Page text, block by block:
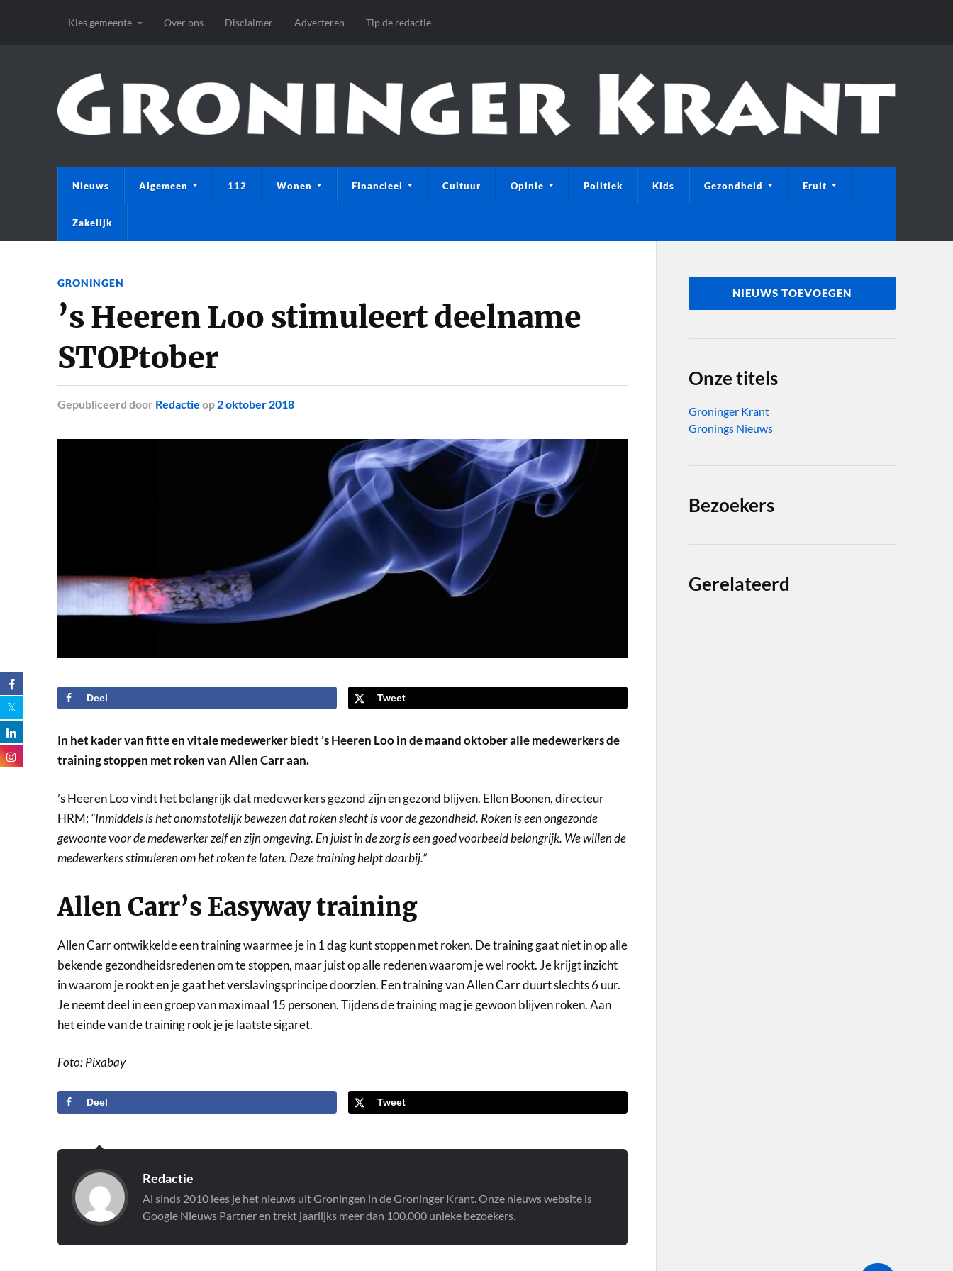
Kies gemeente Over ons Disclaimer Adverteren Tip de redactie
Nieuws Algemeen 112 Wonen Financieel Cultuur Opinie Politiek Kids Gezondheid Eruit
Zakelijk
GRONINGEN
’s Heeren Loo stimuleert deelname
STOPtober
Gepubliceerd door Redactie op 2 oktober 2018
Deel Tweet
In het kader van fitte en vitale medewerker biedt ’s Heeren Loo in de maand oktober alle medewerkers de
training stoppen met roken van Allen Carr aan.
’s Heeren Loo vindt het belangrijk dat medewerkers gezond zijn en gezond blijven. Ellen Boonen, directeur
HRM:“Inmiddels is het onomstotelijk bewezen dat roken slecht is voor de gezondheid. Roken is een ongezonde
gewoonte voor de medewerker zelf en zijn omgeving. En juist in de zorg is een goed voorbeeld belangrijk. We willen de
medewerkers stimuleren om het roken te laten. Deze training helpt daarbij.”
Allen Carr’s Easyway training
Allen Carr ontwikkelde een training waarmee je in 1 dag kunt stoppen met roken. De training gaat niet in op alle
bekende gezondheidsredenen om te stoppen, maar juist op alle redenen waarom je wel rookt. Je krijgt inzicht
in waarom je rookt en je gaat het verslavingsprincipe doorzien. Een training van Allen Carr duurt slechts 6 uur.
Je neemt deel in een groep van maximaal 15 personen. Tijdens de training mag je gewoon blijven roken. Aan
het einde van de training rook je je laatste sigaret.
Foto: Pixabay
Deel Tweet
Redactie
Al sinds 2010 lees je het nieuws uit Groningen in de Groninger Krant. Onze nieuws website is
Google Nieuws Partner en trekt jaarlijks meer dan 100.000 unieke bezoekers.
NIEUWS TOEVOEGEN
Onze titels
Groninger Krant
Gronings Nieuws
Bezoekers
Gerelateerd